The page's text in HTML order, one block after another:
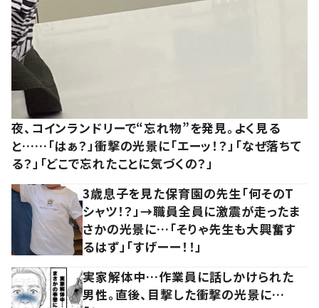
夜、コインランドリーで“忘れ物”を発見。よく見る
と……「はぁ？」衝撃の光景に「エーッ！？」「なぜ落ちて
る？」「どこで忘れたことに気づくの？」
3歳息子を見た保育園の先生「何そのT
シャツ！？」→職員全員に激震が走ったま
さかの光景に…「そりゃ先生も大興奮す
るはず」「すげーー！！」
実家解体中…作業員に話しかけられた
男性。直後、目撃した衝撃の光景に…